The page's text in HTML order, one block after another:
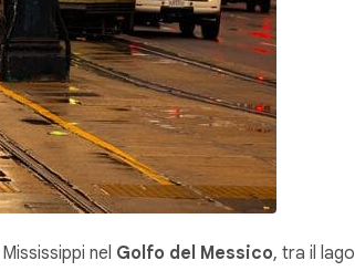
nel Golfo del Messico, tra il lago